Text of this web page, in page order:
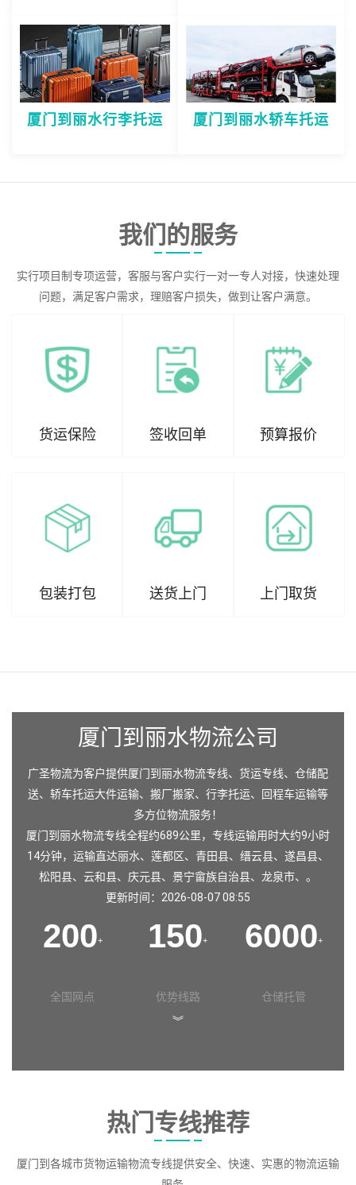
厦门到丽水行李托运 厦门到丽水轿车托运
我们的服务
实行项目制专项运营，客服与客户实行一对一专人对接，快速处理
问题，满足客户需求，理赔客户损失，做到让客户满意。
货运保险 签收回单 预算报价
包装打包 送货上门 上门取货
厦门到丽水物流公司
广圣物流为客户提供厦门到丽水物流专线、货运专线、仓储配
送、轿车托运大件运输、搬厂搬家、行李托运、回程车运输等
多方位物流服务！
厦门到丽水物流专线全程约689公里，专线运输用时大约9小时
14分钟，运输直达丽水、 莲都区、 青田县、 缙云县、 遂昌县、
松阳县、 云和县、 庆元县、 景宁畲族自治县、 龙泉市、。
更新时间：2026-08-07 08:55
200+
全国网点
150+
优势线路
6000+
仓储托管
︾
热门专线推荐
厦门到各城市货物运输物流专线提供安全、快速、实惠的物流运输